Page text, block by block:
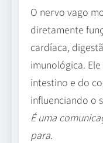
O nervo vago
diretamente
cardíaca,
imunológica.
intestino e do
influenciando o
É uma
para.